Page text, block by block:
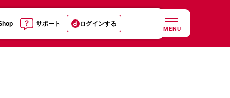
サポート ログインする
MENU